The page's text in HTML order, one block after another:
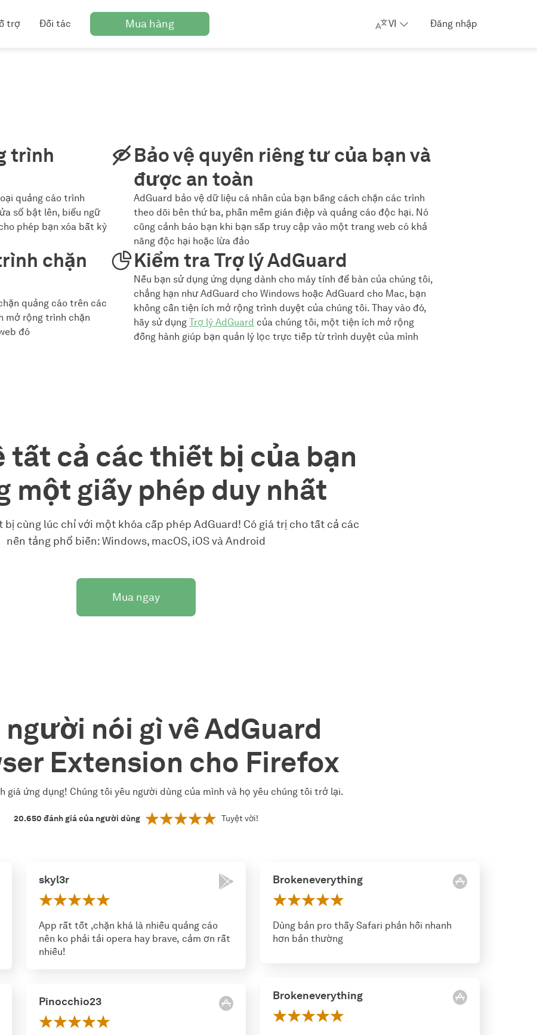
trợ Đối tác Mua hàng VI Đăng nhập
trình
quảng cáo trình
sổ bật lên, biểu ngữ
phép bạn xóa bất kỳ
Bảo vệ quyền riêng tư của bạn và
được an toàn
AdGuard bảo vệ dữ liệu cá nhân của bạn bằng cách chặn các trình
theo dõi bên thứ ba, phần mềm gián điệp và quảng cáo độc hại. Nó
cũng cảnh báo bạn khi bạn sắp truy cập vào một trang web có khả
năng độc hại hoặc lừa đảo
chặn
quảng cáo trên các
mở rộng trình chặn
đó
Kiểm tra Trợ lý AdGuard
Nếu bạn sử dụng ứng dụng dành cho máy tính để bàn của chúng tôi,
chẳng hạn như AdGuard cho Windows hoặc AdGuard cho Mac, bạn
không cần tiện ích mở rộng trình duyệt của chúng tôi. Thay vào đó,
hãy sử dụng Trợ lý AdGuard của chúng tôi, một tiện ích mở rộng
đồng hành giúp bạn quản lý lọc trực tiếp từ trình duyệt của mình
tất cả các thiết bị của bạn
một giấy phép duy nhất
bị cùng lúc chỉ với một khóa cấp phép AdGuard! Có giá trị cho tất cả các
nền tảng phổ biến: Windows, macOS, iOS và Android
Mua ngay
người nói gì về AdGuard
Extension cho Firefox
giá ứng dụng! Chúng tôi yêu người dùng của mình và họ yêu chúng tôi trở lại.
20.650 đánh giá của người dùng Tuyệt vời!
skyl3r
App rất tốt ,chặn khá là nhiều quảng cáo
nên ko phải tải opera hay brave, cảm ơn rất
nhiều!
Pinocchio23
Brokeneverything
Dùng bản pro thấy Safari phản hồi nhanh
hơn bản thường
Brokeneverything